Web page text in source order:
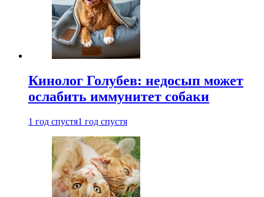
Кинолог Голубев: недосып может
ослабить иммунитет собаки
1 год спустя1 год спустя